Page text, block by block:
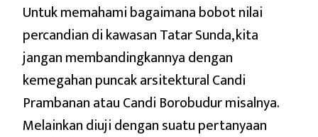
Untuk memahami bagaimana bobot nilai
percandian di kawasan Tatar Sunda, kita
jangan membandingkannya dengan
kemegahan puncak arsitektural Candi
Prambanan atau Candi Borobudur misalnya.
Melainkan diuji dengan suatu pertanyaan